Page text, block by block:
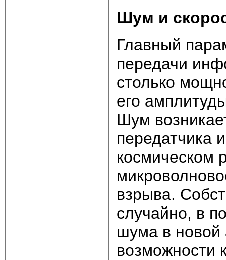
Шум и
Главный
передачи
столько
его
Шум
передатчика
космическом
взрыва.
случайно, в
шума в новой
возможности